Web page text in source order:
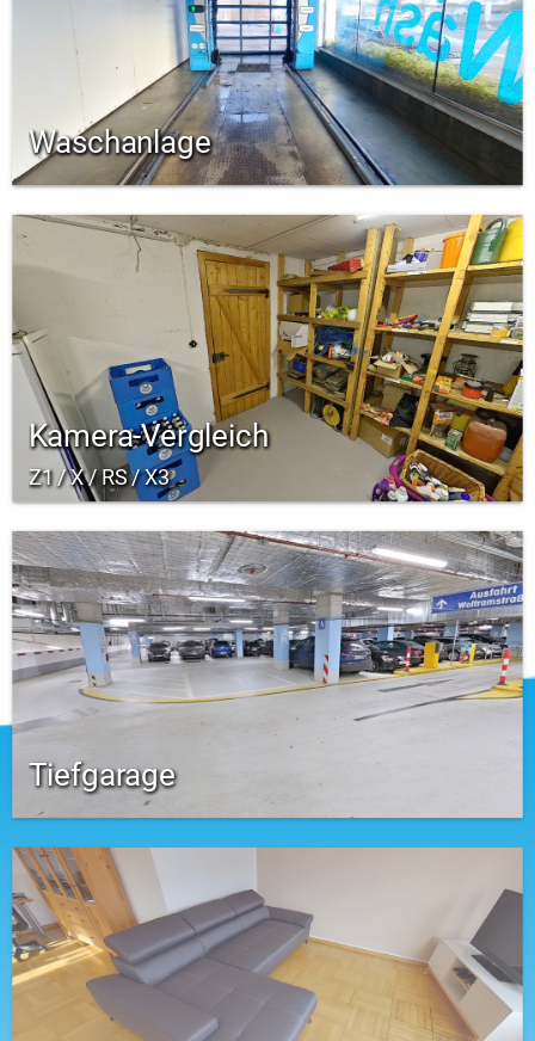
Waschanlage
Kamera-Vergleich
Z1 / X / RS / X3
Tiefgarage